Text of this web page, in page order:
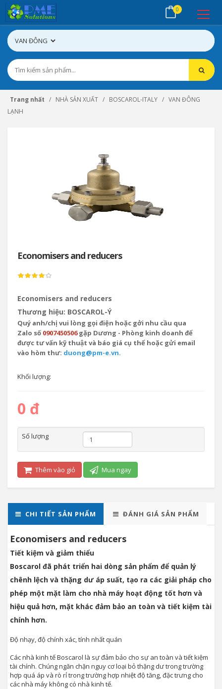
0
Trang nhất NHÀ SẢN XUẤT BOSCAROL-ITALY
VAN ĐÔNG
LẠNH
Economisers and reducers
Economisers and reducers
Thương hiệu: BOSCAROL-Ý
Quý anh/chị vui lòng gọi điện hoặc gởi nhu cầu qua
Zalo số 0907450506gặp Dương - Phòng kinh doanh để
được tư vấn kỹ thuật và báo giá cụ thể hoặc gửi email
vào hòm thư: duong@pm-e.vn.
Khối lượng:
0 đ
Số lượng
Thêm vào giỏ Mua ngay
CHI TIẾT SẢN PHẨM ĐÁNH GIÁ SẢN PHẨM
Economisers and reducers
Tiết kiệm và giảm thiểu
Boscarol đã phát triển hai dòng sản phẩm để quản lý
chênh lệch và thặng dư áp suất, tạo ra các giải pháp cho
phép một mặt làm cho nhà máy hoạt động tốt hơn và
hiệu quả hơn, mặt khác đảm bảo an toàn và tiết kiệm tài
chính hơn.
Độ nhạy, độ chính xác, tính nhất quán
Các nhà kinh tế Boscarol là sự đảm bảo cho sự an toàn và tiết kiệm
tài chính. Chúng ngăn chặn nguy cơ loại bỏ thặng dư trong trường
hợp quá áp và rò rỉ trong trường hợp nhiệt độ tăng, đặc trưng cho
các nhà máy không có nhà kinh tế.